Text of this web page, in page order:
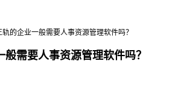
轨的企业一般需要人事资源管理软件吗？
需要人事资源管理软件吗？